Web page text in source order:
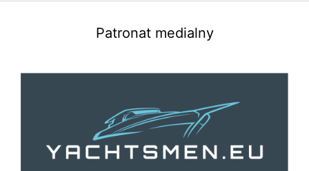
Patronat medialny